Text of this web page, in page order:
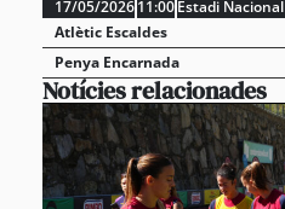
17/05/202611:00Estadi Nacional
Atlètic Escaldes
Penya Encarnada
Notícies relacionades